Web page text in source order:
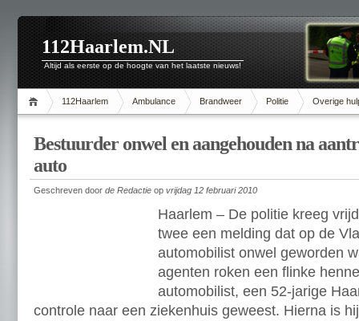
112Haarlem.NL
Altijd als eerste op de hoogte van het laatste nieuws!
112Haarlem Ambulance Brandweer Politie Overige
Bestuurder onwel en aangehouden na
auto
Geschreven door de Redactie op vrijdag 12 februari 2010
Haarlem – De politie kreeg
twee een melding dat op de
automobilist onwel geworden
agenten roken een flinke
automobilist, een 52-jarige
controle naar een ziekenhuis geweest. Hierna is